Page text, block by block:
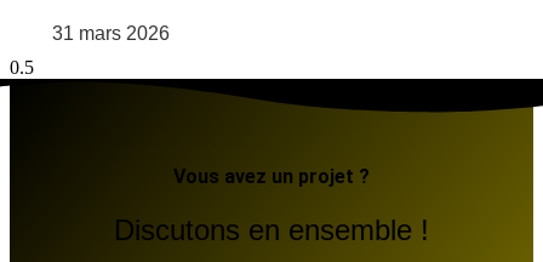
31 mars 2026
Vous avez un projet ?
Discutons en ensemble !